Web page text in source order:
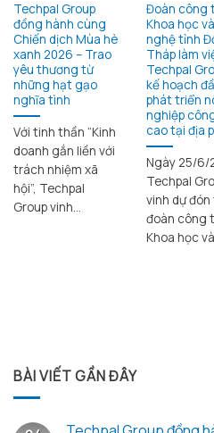
Techpal Group
đồng hành cùng
Chiến dịch Mùa hè
xanh 2026 – Trao
yêu thương từ
những hạt gạo
nghĩa tình
Với tinh thần “Kinh
doanh gắn liền với
trách nhiệm xã
hội”, Techpal
Group vinh...
Đoàn công
Khoa học
nghệ tỉnh
Tháp làm
Techpal
kế hoạch
phát triển
nghiệp
cao tại địa
Ngày 25/6/
Techpal
vinh dự đón
đoàn công
Khoa học
BÀI VIẾT GẦN ĐÂY